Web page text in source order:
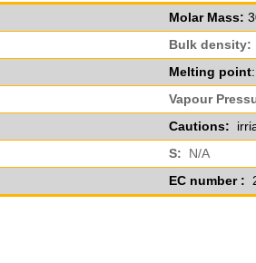
Molar Mass:
Bulk density:
Melting point
Vapour
Cautions:
S: N/A
EC number :